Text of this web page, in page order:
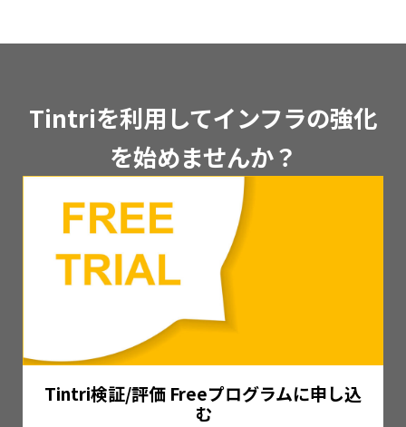
Tintriを利用してインフラの強化
を始めませんか？
Tintri検証/評価 Freeプログラムに申し込
む